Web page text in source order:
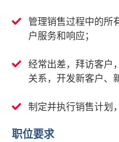
管理销售过程中的所
户服务和响应；
经常出差，拜访客户
关系，开发新客户、
制定并执行销售计划
职位要求